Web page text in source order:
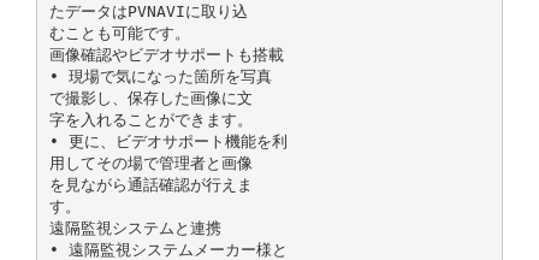
たデータはPVNAVIに取り込
むことも可能です。
画像確認やビデオサポートも搭載
• 現場で気になった箇所を写真
で撮影し、保存した画像に文
字を入れることができます。
• 更に、ビデオサポート機能を利
用してその場で管理者と画像
を見ながら通話確認が行えま
す。
遠隔監視システムと連携
• 遠隔監視システムメーカー様と